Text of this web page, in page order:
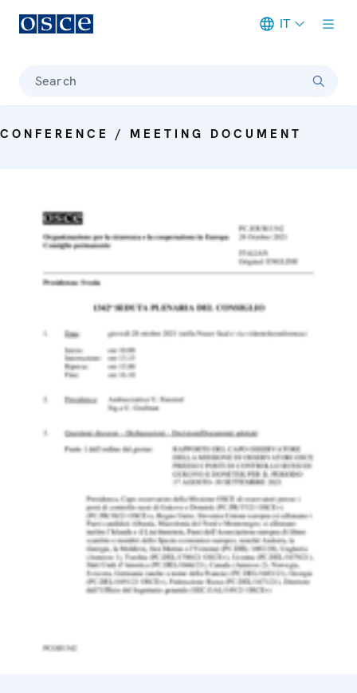
IT
Search
CONFERENCE / MEETING DOCUMENT